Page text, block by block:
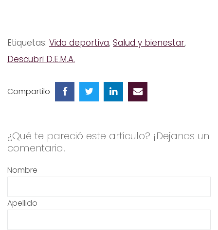
Etiquetas: Vida deportiva, Salud y bienestar,
Descubri D.E.M.A.
Compartilo
¿Qué te pareció este artículo? ¡Dejanos un
comentario!
Nombre
Apellido